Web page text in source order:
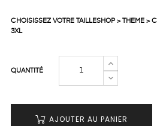
CHOISISSEZ VOTRE TAILLESHOP > THEME >
3XL
QUANTITÉ
AJOUTER AU PANIER